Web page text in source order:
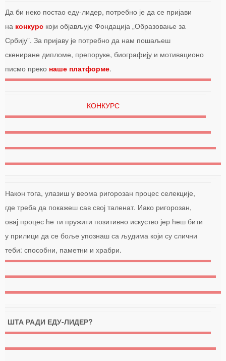
Да би неко постао еду-лидер, потребно је да се пријави
на конкурс који објављује Фондација „Образовање за
Србију”. За пријаву је потребно да нам пошаљеш
скениране дипломе, препоруке, биографију и мотивационо
писмо преко наше платформе.
КОНКУРС
Након тога, улазиш у веома ригорозан процес селекције,
где треба да покажеш сав свој таленат. Иако ригорозан,
овај процес ће ти пружити позитивно искуство јер ћеш бити
у прилици да се боље упознаш са људима који су слични
теби: способни, паметни и храбри.
ШТА РАДИ ЕДУ-ЛИДЕР?